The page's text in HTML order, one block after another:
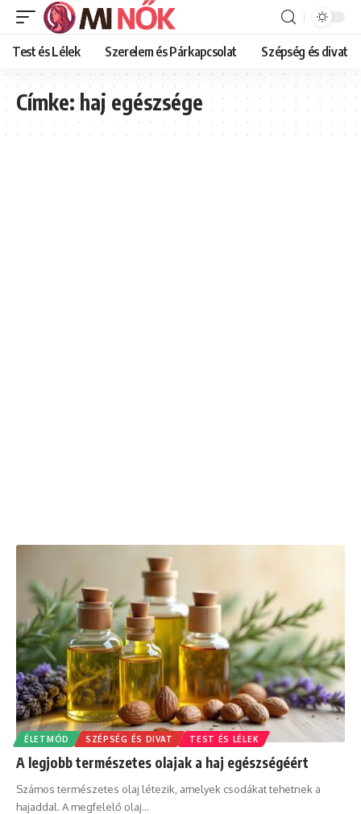
Test és Lélek Szerelem és Párkapcsolat Szépség és divat
Címke:haj egészsége
ÉLETMÓD SZÉPSÉG ÉS DIVAT TEST ÉS LÉLEK
A legjobb természetes olajak a haj egészségéért
Számos természetes olaj létezik, amelyek csodákat tehetnek a
hajaddal. A megfelelő olaj…